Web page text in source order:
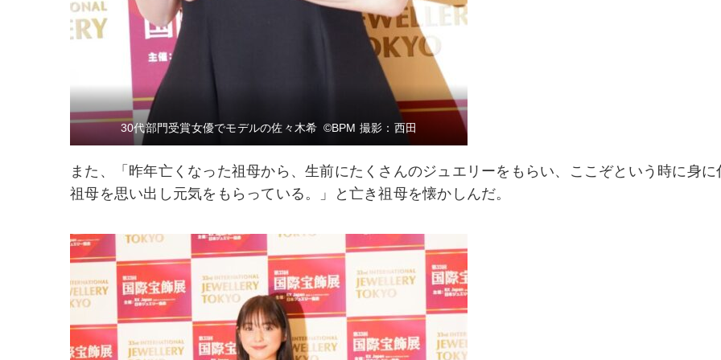
30代部門受賞女優でモデルの佐々木希 ©BPM 撮影：西田
また、「昨年亡くなった祖母から、生前にたくさんのジュエリーをもらい、ここぞという時に身に
祖母を思い出し元気をもらっている。」と亡き祖母を懐かしんだ。